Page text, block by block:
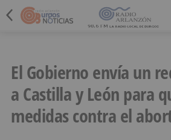
El Gobierno envía un
a Castilla y León para
medidas contra el